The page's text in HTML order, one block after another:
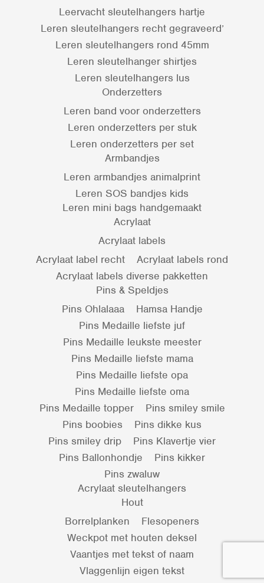
Leervacht sleutelhangers hartje
Leren sleutelhangers recht gegraveerd’
Leren sleutelhangers rond 45mm
Leren sleutelhanger shirtjes
Leren sleutelhangers lus
Onderzetters
Leren band voor onderzetters
Leren onderzetters per stuk
Leren onderzetters per set
Armbandjes
Leren armbandjes animalprint
Leren SOS bandjes kids
Leren mini bags handgemaakt
Acrylaat
Acrylaat labels
Acrylaat label recht
Acrylaat labels rond
Acrylaat labels diverse pakketten
Pins & Speldjes
Pins Ohlalaaa
Hamsa Handje
Pins Medaille liefste juf
Pins Medaille leukste meester
Pins Medaille liefste mama
Pins Medaille liefste opa
Pins Medaille liefste oma
Pins Medaille topper
Pins smiley smile
Pins boobies
Pins dikke kus
Pins smiley drip
Pins Klavertje vier
Pins Ballonhondje
Pins kikker
Pins zwaluw
Acrylaat sleutelhangers
Hout
Borrelplanken
Flesopeners
Weckpot met houten deksel
Vaantjes met tekst of naam
Vlaggenlijn eigen tekst